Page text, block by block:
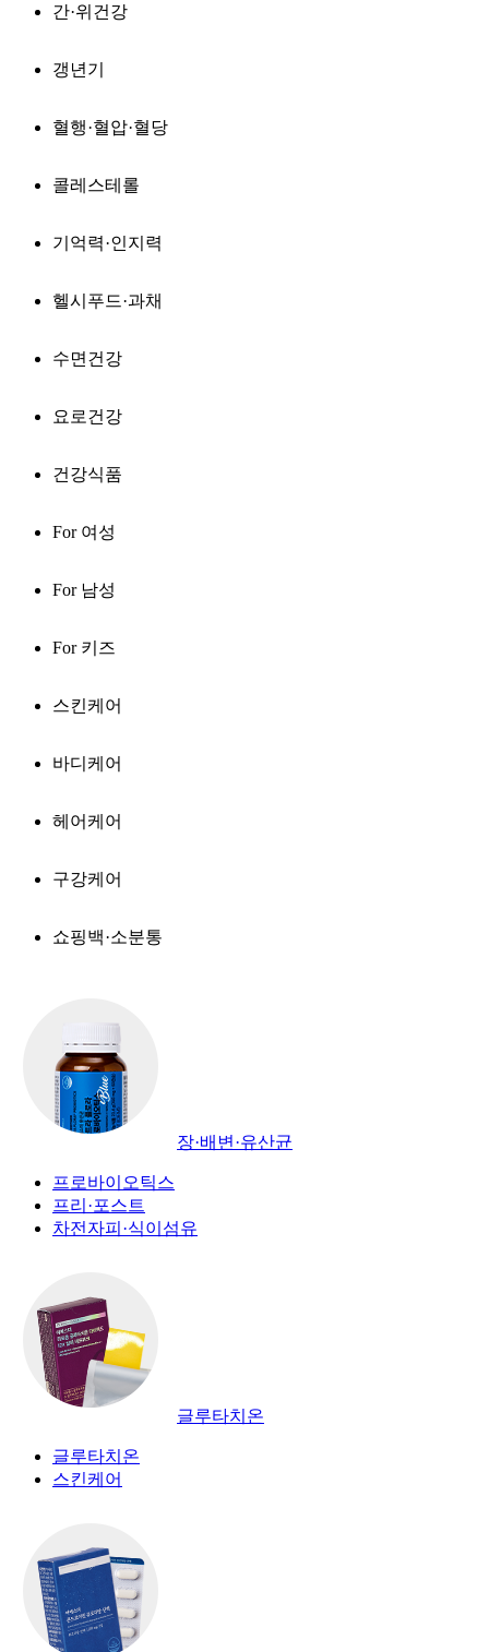
간·위건강
갱년기
혈행·혈압·혈당
콜레스테롤
기억력·인지력
헬시푸드·과채
수면건강
요로건강
건강식품
For 여성
For 남성
For 키즈
스킨케어
바디케어
헤어케어
구강케어
쇼핑백·소분통
장·배변·유산균
프로바이오틱스
프리·포스트
차전자피·식이섬유
글루타치온
글루타치온
스킨케어